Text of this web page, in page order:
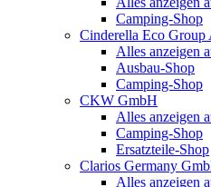
Camping-Shop
Cinderella Eco Group
Alles anzeigen
Ausbau-Shop
Camping-Shop
CKW GmbH
Alles anzeigen
Camping-Shop
Ersatzteile-Shop
Clarios Germany
Alles anzeigen